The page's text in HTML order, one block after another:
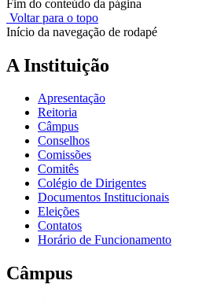
Fim do conteúdo da página
Voltar para o topo
Início da navegação de rodapé
A Instituição
Apresentação
Reitoria
Câmpus
Conselhos
Comissões
Comitês
Colégio de Dirigentes
Documentos Institucionais
Eleições
Contatos
Horário de Funcionamento
Câmpus